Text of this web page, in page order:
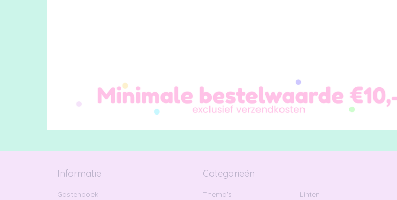
Informatie
Gastenboek
Categorieën
Thema's
Linten